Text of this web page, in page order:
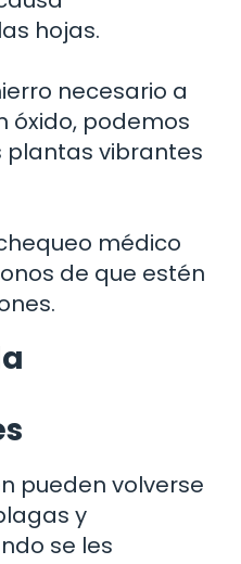
hojas.
necesario a
óxido, podemos
vibrantes
médico
de que estén
pueden volverse
y
se les